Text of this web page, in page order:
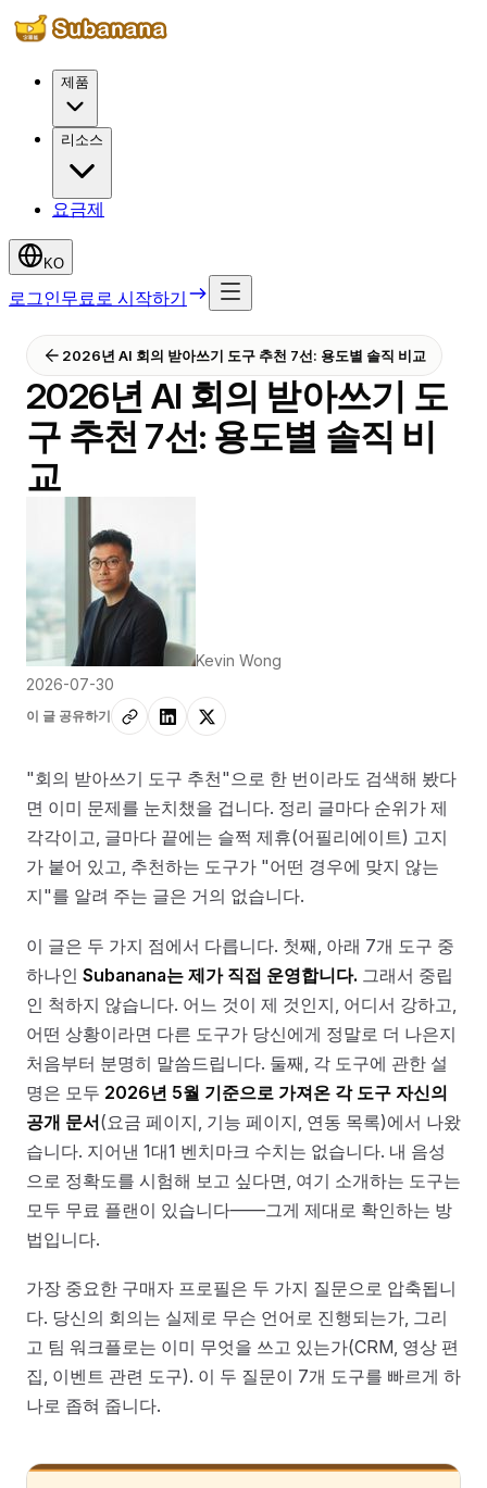
제품
리소스
요금제
KO
로그인무료로 시작하기
2026년 AI 회의 받아쓰기 도구 추천 7선: 용도별 솔직 비교
2026년 AI 회의 받아쓰기 도
구 추천 7선: 용도별 솔직 비
교
Kevin Wong
2026-07-30
이 글 공유하기
"회의 받아쓰기 도구 추천"으로 한 번이라도 검색해 봤다
면 이미 문제를 눈치챘을 겁니다. 정리 글마다 순위가 제
각각이고, 글마다 끝에는 슬쩍 제휴(어필리에이트) 고지
가 붙어 있고, 추천하는 도구가 "어떤 경우에 맞지 않는
지"를 알려 주는 글은 거의 없습니다.
이 글은 두 가지 점에서 다릅니다. 첫째, 아래 7개 도구 중
하나인 Subanana는 제가 직접 운영합니다. 그래서 중립
인 척하지 않습니다. 어느 것이 제 것인지, 어디서 강하고,
어떤 상황이라면 다른 도구가 당신에게 정말로 더 나은지
처음부터 분명히 말씀드립니다. 둘째, 각 도구에 관한 설
명은 모두 2026년 5월 기준으로 가져온 각 도구 자신의
공개 문서(요금 페이지, 기능 페이지, 연동 목록)에서 나왔
습니다. 지어낸 1대1 벤치마크 수치는 없습니다. 내 음성
으로 정확도를 시험해 보고 싶다면, 여기 소개하는 도구는
모두 무료 플랜이 있습니다——그게 제대로 확인하는 방
법입니다.
가장 중요한 구매자 프로필은 두 가지 질문으로 압축됩니
다. 당신의 회의는 실제로 무슨 언어로 진행되는가, 그리
고 팀 워크플로는 이미 무엇을 쓰고 있는가(CRM, 영상 편
집, 이벤트 관련 도구). 이 두 질문이 7개 도구를 빠르게 하
나로 좁혀 줍니다.